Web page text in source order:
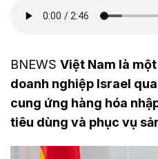
BNEWS Việt Nam là
doanh nghiệp Israel
cung ứng hàng hóa
tiêu dùng và phục vụ